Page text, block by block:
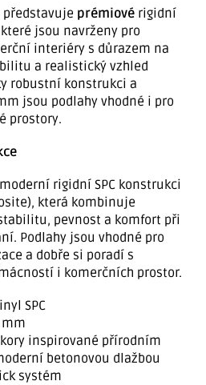
představuje prémiové rigidní
jsou navrženy pro
interiéry s důrazem na
a realistický vzhled
robustní konstrukci a
jsou podlahy vhodné i pro
prostory.
rigidní SPC konstrukci
která kombinuje
pevnost a komfort při
Podlahy jsou vhodné pro
a dobře si poradí s
i komerčních prostor.
SPC
mm
inspirované přírodním
betonovou dlažbou
systém